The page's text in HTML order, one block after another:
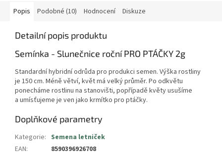
Popis Podobné (10) Hodnocení Diskuze
Detailní popis produktu
Semínka - Slunečnice roční PRO PTÁČKY 2g
Standardní hybridní odrůda pro produkci semen. Výška rostliny
je 150 cm. Méně větví, květ má velký průměr. Po odkvětu
ponecháme rostlinu na stanovišti, popřípadě květy usušíme
a umísťujeme je ven jako krmítko pro ptáčky.
Doplňkové parametry
Kategorie: Semena letniček
EAN:
8590396926708